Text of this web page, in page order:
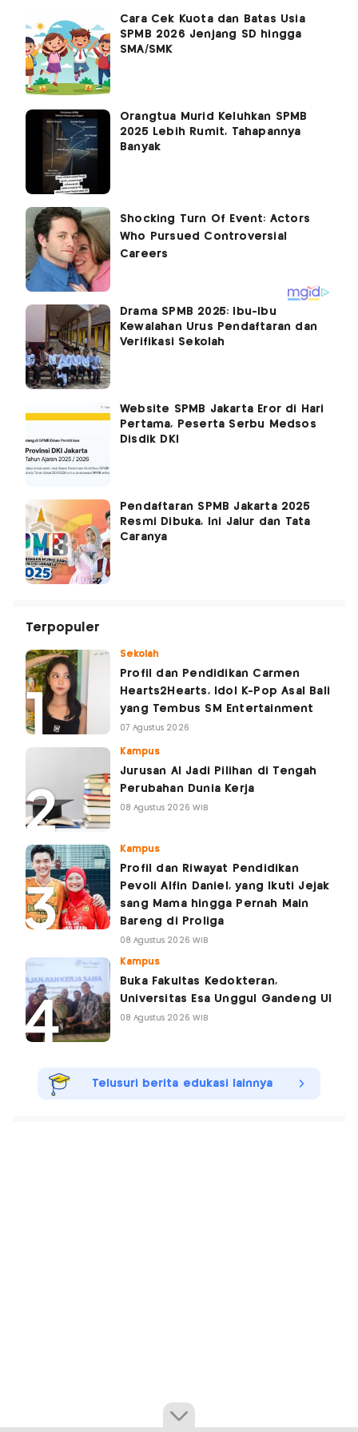
Cara Cek Kuota dan Batas Usia
SPMB 2026 Jenjang SD hingga
SMA/SMK
Orangtua Murid Keluhkan SPMB
2025 Lebih Rumit, Tahapannya
Banyak
Drama SPMB 2025: Ibu-Ibu
Kewalahan Urus Pendaftaran dan
Verifikasi Sekolah
Website SPMB Jakarta Eror di Hari
Pertama, Peserta Serbu Medsos
Disdik DKI
Pendaftaran SPMB Jakarta 2025
Resmi Dibuka, Ini Jalur dan Tata
Caranya
Terpopuler
Sekolah
Profil dan Pendidikan Carmen
Hearts2Hearts, Idol K-Pop Asal Bali
yang Tembus SM Entertainment
07 Agustus 2026
Kampus
Jurusan AI Jadi Pilihan di Tengah
Perubahan Dunia Kerja
08 Agustus 2026 WIB
Kampus
Profil dan Riwayat Pendidikan
Pevoli Alfin Daniel, yang Ikuti Jejak
sang Mama hingga Pernah Main
Bareng di Proliga
08 Agustus 2026 WIB
Kampus
Buka Fakultas Kedokteran,
Universitas Esa Unggul Gandeng UI
08 Agustus 2026 WIB
Telusuri berita edukasi lainnya